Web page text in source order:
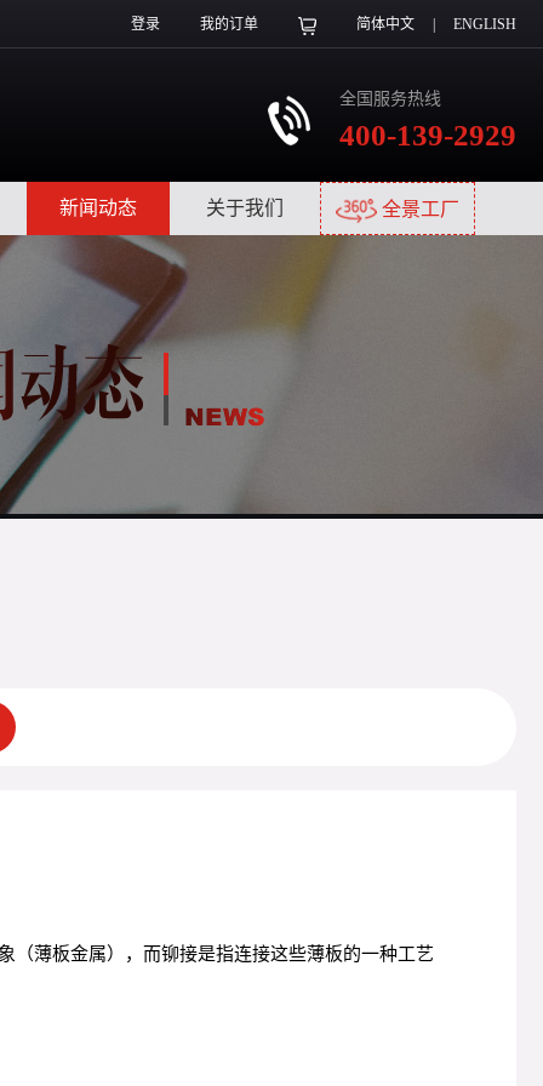
登录 我的订单 简体中文 ENGLISH
全国服务热线
400-139-2929
新闻动态 关于我们 全景工厂
（薄板金属），而铆接是指连接这些薄板的一种工艺